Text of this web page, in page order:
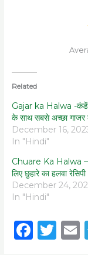
Related
Gajar ka Halwa -
के साथ सबसे अच्छा गाजर
December 16,
In "Hindi"
Chuare Ka Halwa –
लिए छुहारे का हलवा रेसिपी
December 24,
In "Hindi"
F T